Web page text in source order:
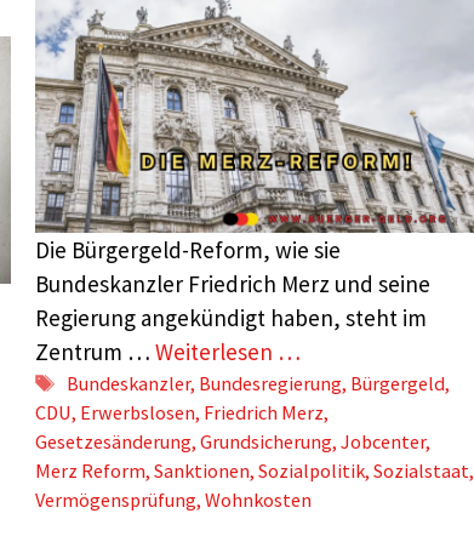
Die Bürgergeld-Reform, wie sie
Bundeskanzler Friedrich Merz und seine
Regierung angekündigt haben, steht im
Zentrum …Weiterlesen …
Schlagwörter
Bundeskanzler, Bundesregierung, Bürgergeld,
CDU, Erwerbslosen, Friedrich Merz,
Gesetzesänderung,Grundsicherung,Jobcenter,
Merz Reform,Sanktionen,Sozialpolitik,Sozialstaat,
Vermögensprüfung,Wohnkosten